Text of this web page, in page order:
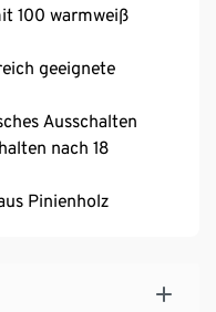
100 warmweiß
geeignete
Ausschalten
nach 18
Pinienholz